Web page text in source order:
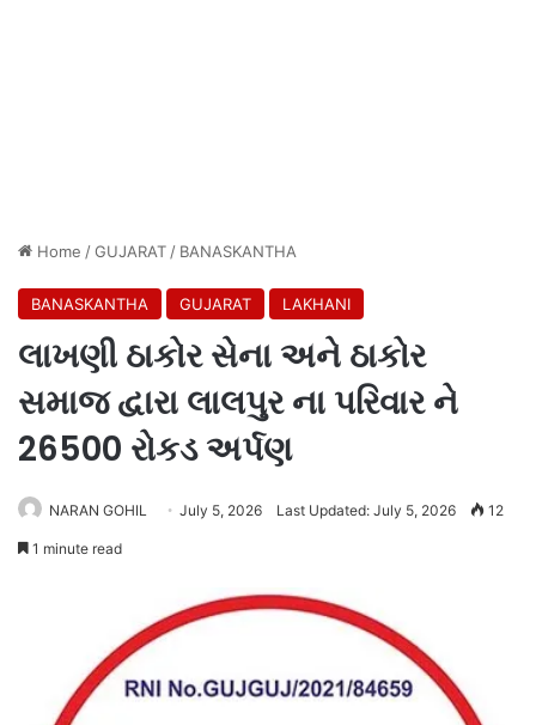
Home /GUJARAT / BANASKANTHA
BANASKANTHA GUJARAT LAKHANI
લાખણી ઠાકોર સેના અને ઠાકોર
સમાજ દ્વારા લાલપુર ના પરિવાર ને
26500 રોકડ અર્પણ
NARAN GOHIL July 5, 2026 Last Updated: July 5, 2026 12
1 minute read